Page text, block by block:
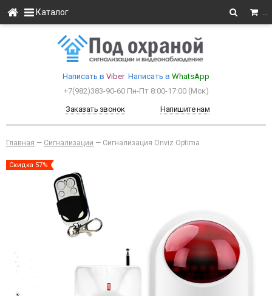
Каталог
Написать в Viber Написать в WhatsApp
+7(982)383-90-60 Пн-Пт 8:00-17:00 (Мcк)
Заказать звонок
Напишите нам
Главная — Сигнализации — Сигнализация Onviz Optima
Скидка 57%